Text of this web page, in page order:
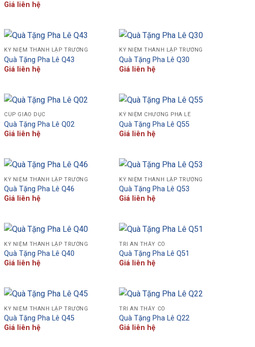
Giá liên hệ
KỶ NIỆM THÀNH LẬP TRƯỜNG
Quà Tặng Pha Lê Q43
Giá liên hệ
KỶ NIỆM THÀNH LẬP TRƯỜNG
Quà Tặng Pha Lê Q30
Giá liên hệ
CÚP GIÁO DỤC
Quà Tặng Pha Lê Q02
Giá liên hệ
KỶ NIỆM CHƯƠNG PHA LÊ
Quà Tặng Pha Lê Q55
Giá liên hệ
KỶ NIỆM THÀNH LẬP TRƯỜNG
Quà Tặng Pha Lê Q46
Giá liên hệ
KỶ NIỆM THÀNH LẬP TRƯỜNG
Quà Tặng Pha Lê Q53
Giá liên hệ
KỶ NIỆM THÀNH LẬP TRƯỜNG
Quà Tặng Pha Lê Q40
Giá liên hệ
TRI ÂN THẦY CÔ
Quà Tặng Pha Lê Q51
Giá liên hệ
KỶ NIỆM THÀNH LẬP TRƯỜNG
Quà Tặng Pha Lê Q45
Giá liên hệ
TRI ÂN THẦY CÔ
Quà Tặng Pha Lê Q22
Giá liên hệ